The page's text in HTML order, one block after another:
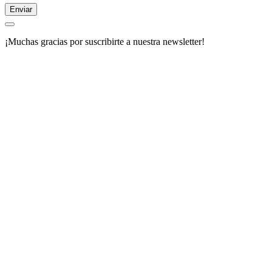
Enviar
¡Muchas gracias por suscribirte a nuestra newsletter!